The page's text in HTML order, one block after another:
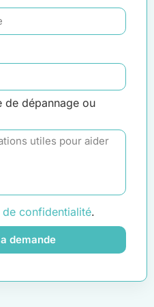
de dépannage ou
confidentialité.
demande